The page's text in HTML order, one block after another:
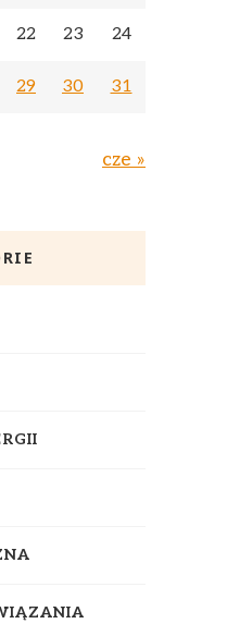
22 23 24
29 30 31
cze »